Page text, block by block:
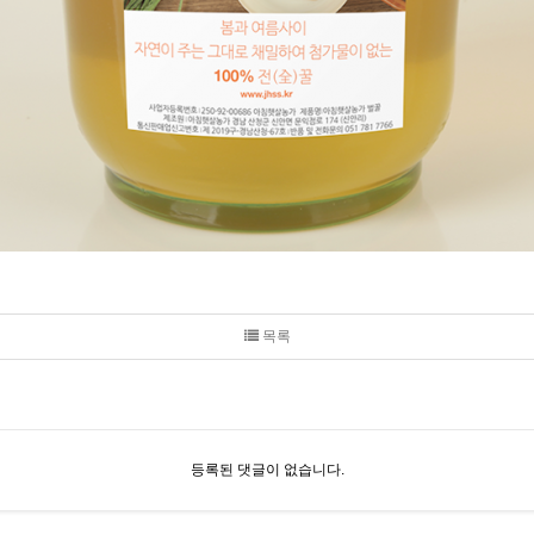
목록
등록된 댓글이 없습니다.